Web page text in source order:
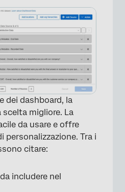
dei dashboard, la
migliore. La
da usare e offre
personalizzazione. Tra i
citare:
includere nel